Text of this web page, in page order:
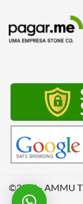
©2026 - AMMU